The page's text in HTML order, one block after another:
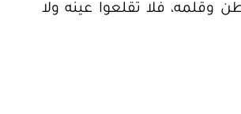
وقلمه، فلا تقلعوا عينه ولا